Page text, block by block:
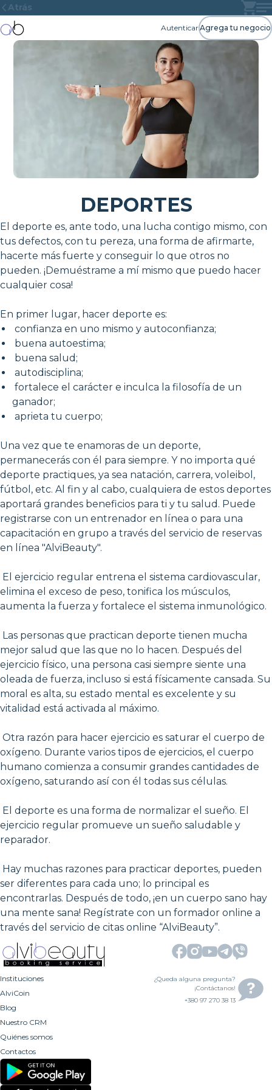
Atrás
AutenticarAgrega tu negocio
DEPORTES
El deporte es, ante todo, una lucha contigo mismo, con
tus defectos, con tu pereza, una forma de afirmarte,
hacerte más fuerte y conseguir lo que otros no
pueden. ¡Demuéstrame a mí mismo que puedo hacer
cualquier cosa!
En primer lugar, hacer deporte es:
confianza en uno mismo y autoconfianza;
buena autoestima;
buena salud;
autodisciplina;
fortalece el carácter e inculca la filosofía de un
ganador;
aprieta tu cuerpo;
Una vez que te enamoras de un deporte,
permanecerás con él para siempre. Y no importa qué
deporte practiques, ya sea natación, carrera, voleibol,
fútbol, etc. Al fin y al cabo, cualquiera de estos deportes
aportará grandes beneficios para ti y tu salud. Puede
registrarse con un entrenador en línea o para una
capacitación en grupo a través del servicio de reservas
en línea "AlviBeauty".
El ejercicio regular entrena el sistema cardiovascular,
elimina el exceso de peso, tonifica los músculos,
aumenta la fuerza y fortalece el sistema inmunológico.
Las personas que practican deporte tienen mucha
mejor salud que las que no lo hacen. Después del
ejercicio físico, una persona casi siempre siente una
oleada de fuerza, incluso si está físicamente cansada. Su
moral es alta, su estado mental es excelente y su
vitalidad está activada al máximo.
Otra razón para hacer ejercicio es saturar el cuerpo de
oxígeno. Durante varios tipos de ejercicios, el cuerpo
humano comienza a consumir grandes cantidades de
oxígeno, saturando así con él todas sus células.
El deporte es una forma de normalizar el sueño. El
ejercicio regular promueve un sueño saludable y
reparador.
Hay muchas razones para practicar deportes, pueden
ser diferentes para cada uno; lo principal es
encontrarlas. Después de todo, ¡en un cuerpo sano hay
una mente sana! Regístrate con un formador online a
través del servicio de citas online “AlviBeauty”.
Instituciones
AlviCoin
Blog
Nuestro CRM
Quiénes somos
Contactos
¿Queda alguna pregunta?
¡Contáctanos!
+380 97 270 38 13